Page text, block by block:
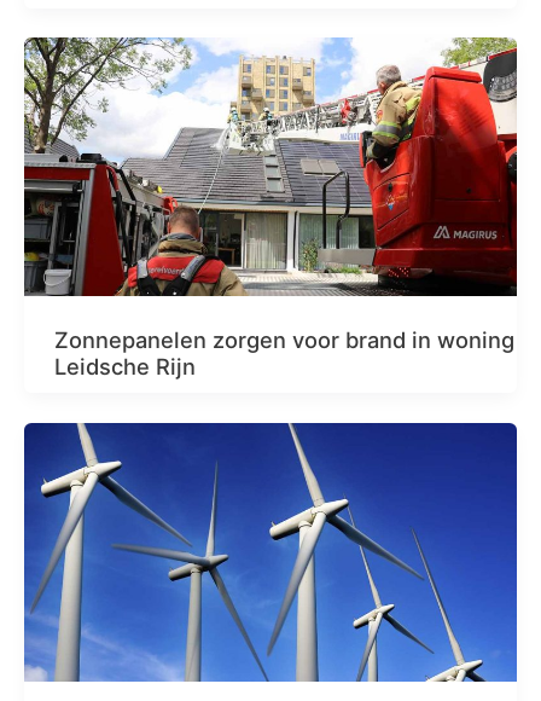
Zonnepanelen zorgen voor brand in woning
Leidsche Rijn